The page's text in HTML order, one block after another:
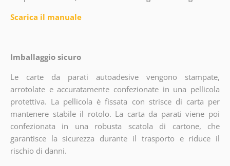
Scarica il manuale
Imballaggio sicuro
Le carte da parati autoadesive vengono stampate,
arrotolate e accuratamente confezionate in una pellicola
protettiva. La pellicola è fissata con strisce di carta per
mantenere stabile il rotolo. La carta da parati viene poi
confezionata in una robusta scatola di cartone, che
garantisce la sicurezza durante il trasporto e riduce il
rischio di danni.